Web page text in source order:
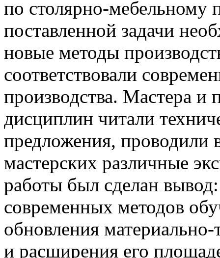
по столярно-мебельному
поставленной задачи
новые методы
соответствовали
производства. Мастера и
дисциплин читали
предложения, проводили
мастерских различные
работы был сделан
современных методов
обновления
и расширения его